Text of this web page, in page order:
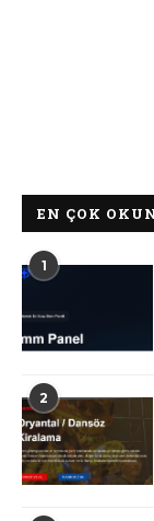
EN ÇOK
1
2